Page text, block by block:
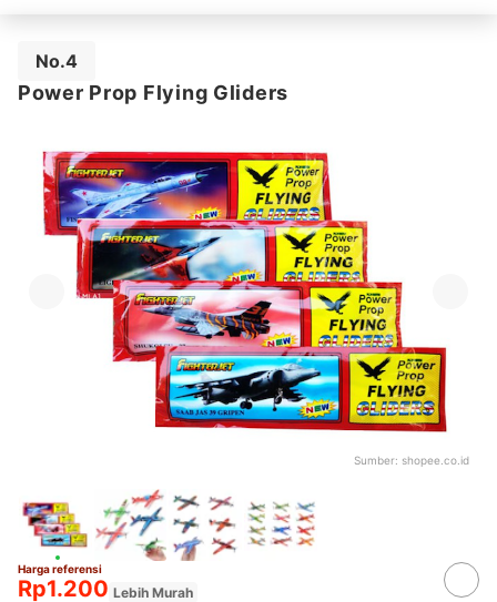
No.4
Power Prop Flying Gliders
Sumber: shopee.co.id
Harga referensi
Rp1.200 Lebih Murah